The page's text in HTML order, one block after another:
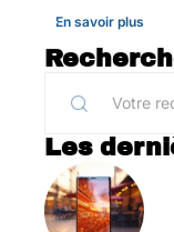
En savoir plus
Les